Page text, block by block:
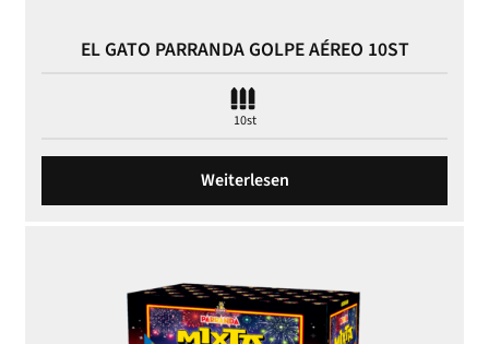
EL GATO PARRANDA GOLPE AÉREO 10ST
10st
Weiterlesen